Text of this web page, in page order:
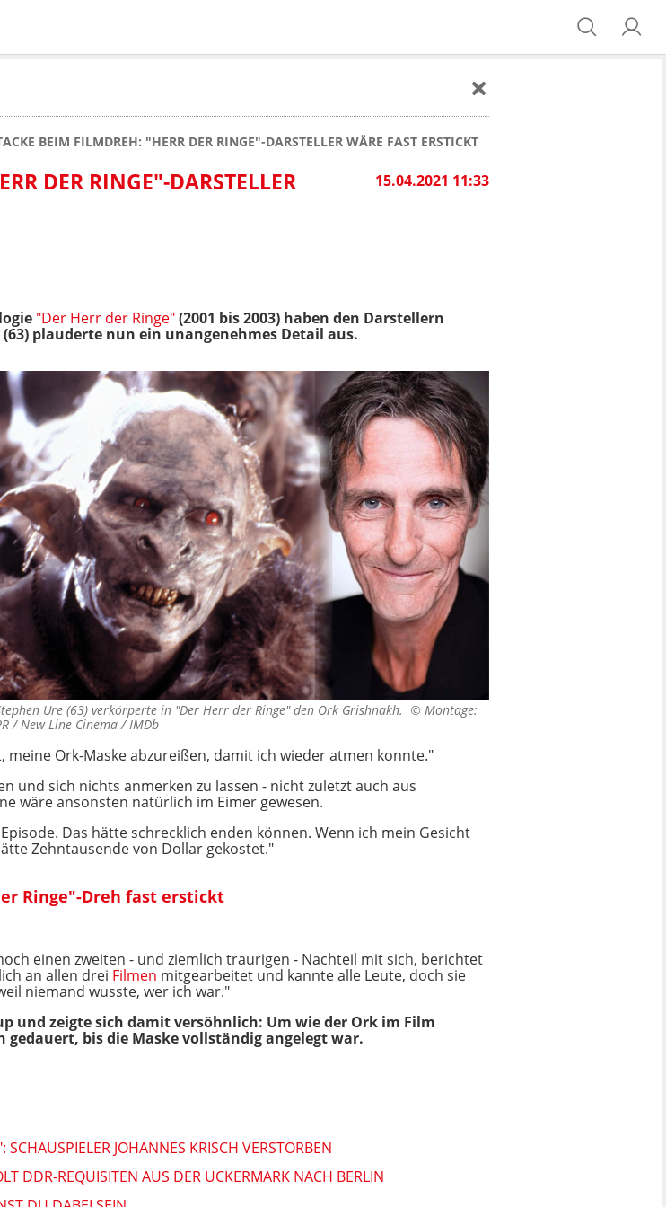
BEIM FILMDREH: "HERR DER RINGE"-DARSTELLER WÄRE FAST ERSTICKT
15.04.2021 11:33
DER RINGE"-DARSTELLER
"Der Herr der Ringe"(2001 bis 2003) haben den Darstellern
plauderte nun ein unangenehmes Detail aus.
Ure (63) verkörperte in "Der Herr der Ringe" den Ork Grishnakh. © Montage:
/ New Line Cinema / IMDb
Ork-Maske abzureißen, damit ich wieder atmen konnte."
und sich nichts anmerken zu lassen - nicht zuletzt auch aus
wäre ansonsten natürlich im Eimer gewesen.
Das hätte schrecklich enden können. Wenn ich mein Gesicht
Zehntausende von Dollar gekostet."
Ringe"-Dreh fast erstickt
einen zweiten - und ziemlich traurigen - Nachteil mit sich, berichtet
an allen drei Filmen mitgearbeitet und kannte alle Leute, doch sie
niemand wusste, wer ich war."
und zeigte sich damit versöhnlich: Um wie der Ork im Film
gedauert, bis die Maske vollständig angelegt war.
JOHANNES KRISCH VERSTORBEN
DDR-REQUISITEN AUS DER UCKERMARK NACH BERLIN